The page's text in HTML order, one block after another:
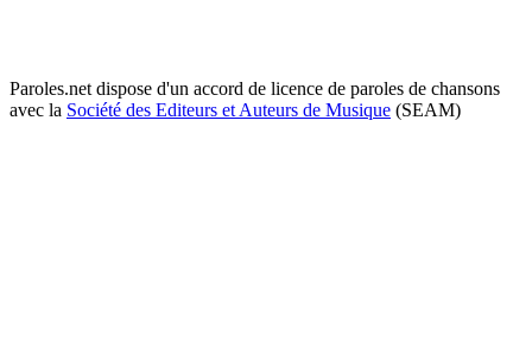
Paroles.net dispose d'un accord de licence de paroles de chansons
avec la Société des Editeurs et Auteurs de Musique (SEAM)